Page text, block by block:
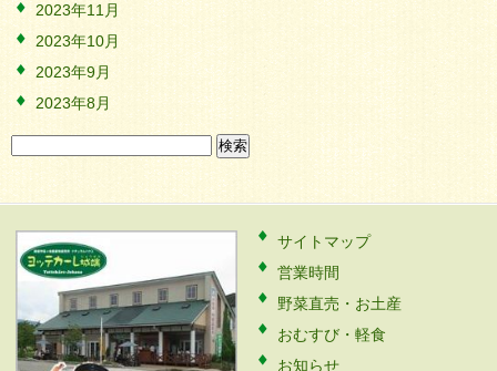
2023年11月
2023年10月
2023年9月
2023年8月
検
索:
サイトマップ
営業時間
野菜直売・お土産
おむすび・軽食
お知らせ